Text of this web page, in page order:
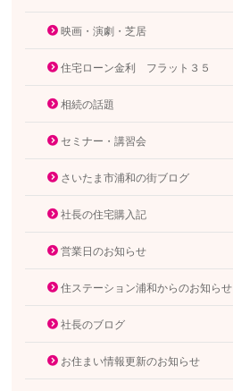
映画・演劇・芝居
住宅ローン金利 フラット３５
相続の話題
セミナー・講習会
さいたま市浦和の街ブログ
社長の住宅購入記
営業日のお知らせ
住ステーション浦和からのお知らせ
社長のブログ
お住まい情報更新のお知らせ